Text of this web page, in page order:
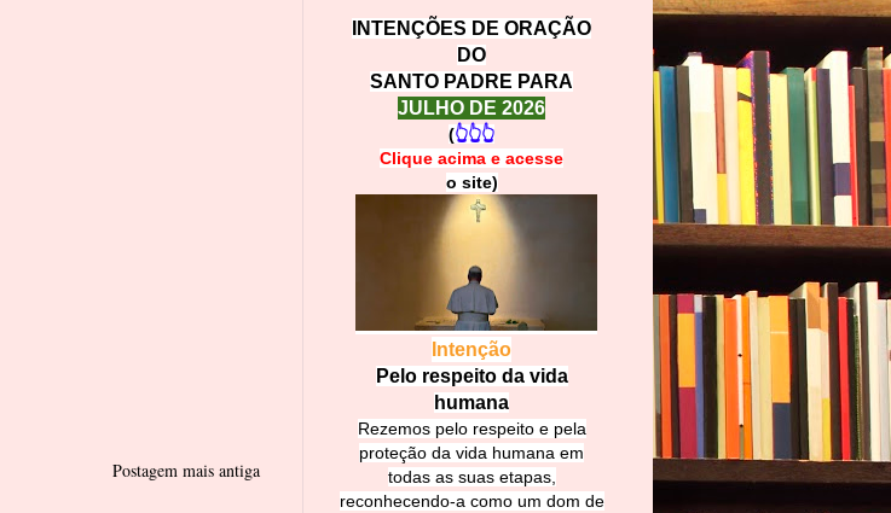
Postagem mais antiga
INTENÇÕES DE ORAÇÃO
DO
SANTO PADRE PARA
JULHO DE 2026
(👆👆👆
Clique acima e acesse
o site)
Intenção
Pelo respeito da vida
humana
Rezemos pelo respeito e pela
proteção da vida humana em
todas as suas etapas,
reconhecendo-a como um dom de